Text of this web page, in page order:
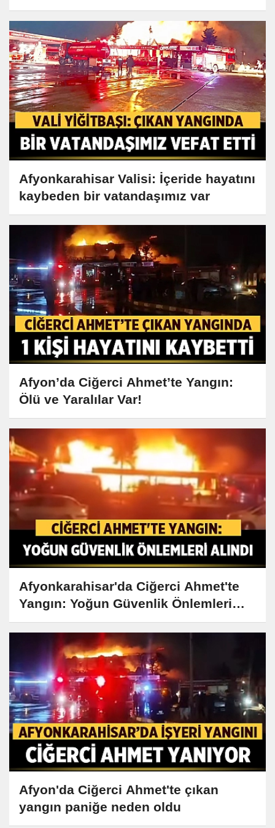
Afyonkarahisar Valisi: İçeride hayatını
kaybeden bir vatandaşımız var
Afyon’da Ciğerci Ahmet’te Yangın:
Ölü ve Yaralılar Var!
Afyonkarahisar'da Ciğerci Ahmet'te
Yangın: Yoğun Güvenlik Önlemleri
Alındı
Afyon'da Ciğerci Ahmet'te çıkan
yangın paniğe neden oldu